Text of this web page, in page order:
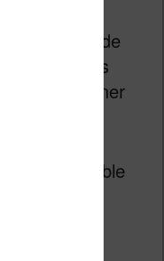
Royaume
vient de
annuels des
encore gagner
livre est stable